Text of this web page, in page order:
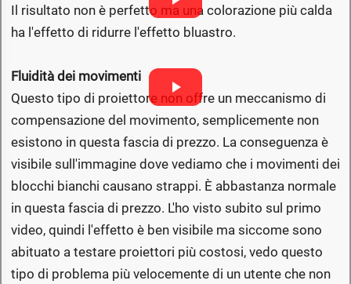
Il risultato non è perfetto ma una colorazione più calda
ha l'effetto di ridurre l'effetto bluastro.
Fluidità dei movimenti
Questo tipo di proiettore non offre un meccanismo di
compensazione del movimento, semplicemente non
esistono in questa fascia di prezzo. La conseguenza è
visibile sull'immagine dove vediamo che i movimenti dei
blocchi bianchi causano strappi. È abbastanza normale
in questa fascia di prezzo. L'ho visto subito sul primo
video, quindi l'effetto è ben visibile ma siccome sono
abituato a testare proiettori più costosi, vedo questo
tipo di problema più velocemente di un utente che non